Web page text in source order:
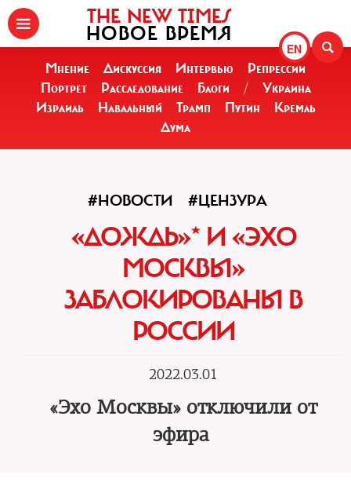
EN
THE NEW TIMES
НОВОЕ ВРЕМЯ
Мнение Дискуссия Интервью
Репрессии
Портрет
Расследование Блоги /
Украина
Израиль
Навальный Трамп Путин
Кремль
Дума
#НОВОСТИ #ЦЕНЗУРА
«ДОЖДЬ»* И «ЭХО
МОСКВЫ»
ЗАБЛОКИРОВАНЫ В
РОССИИ
2022.03.01
«Эхо Москвы» отключили от
эфира